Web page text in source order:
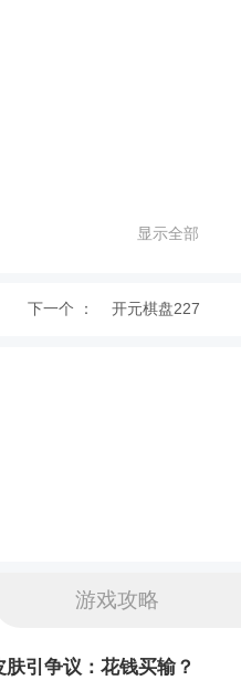
样的福利奖保证你能得
在几秒钟内完成，无需
显示全部
下一个 ： 开元棋盘227
游戏攻略
肤引争议：花钱买输？